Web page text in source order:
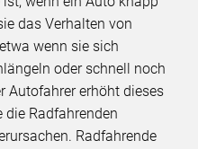
das Verhalten von
wenn sie sich
oder schnell noch
Autofahrer erhöht dieses
die Radfahrenden
Radfahrende